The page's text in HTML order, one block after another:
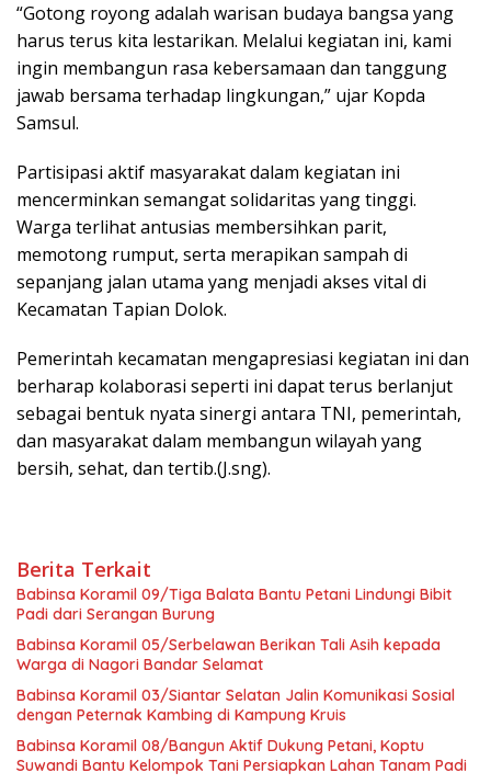
“Gotong royong adalah warisan budaya bangsa yang
harus terus kita lestarikan. Melalui kegiatan ini, kami
ingin membangun rasa kebersamaan dan tanggung
jawab bersama terhadap lingkungan,” ujar Kopda
Samsul.
Partisipasi aktif masyarakat dalam kegiatan ini
mencerminkan semangat solidaritas yang tinggi.
Warga terlihat antusias membersihkan parit,
memotong rumput, serta merapikan sampah di
sepanjang jalan utama yang menjadi akses vital di
Kecamatan Tapian Dolok.
Pemerintah kecamatan mengapresiasi kegiatan ini dan
berharap kolaborasi seperti ini dapat terus berlanjut
sebagai bentuk nyata sinergi antara TNI, pemerintah,
dan masyarakat dalam membangun wilayah yang
bersih, sehat, dan tertib.(J.sng).
Berita Terkait
Babinsa Koramil 09/Tiga Balata Bantu Petani Lindungi Bibit
Padi dari Serangan Burung
Babinsa Koramil 05/Serbelawan Berikan Tali Asih kepada
Warga di Nagori Bandar Selamat
Babinsa Koramil 03/Siantar Selatan Jalin Komunikasi Sosial
dengan Peternak Kambing di Kampung Kruis
Babinsa Koramil 08/Bangun Aktif Dukung Petani, Koptu
Suwandi Bantu Kelompok Tani Persiapkan Lahan Tanam Padi